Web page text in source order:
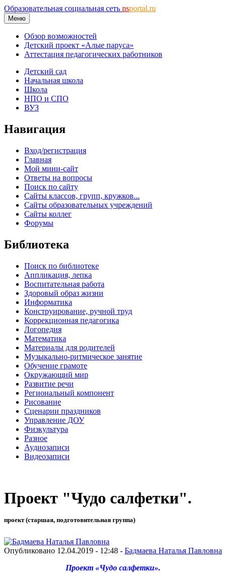
Образовательная социальная сеть nsportal.ru
Меню
Обзор возможностей
Детский проект «Алые паруса»
Аттестация педагогических работников
Детский сад
Начальная школа
Школа
НПО и СПО
ВУЗ
Навигация
Вход/регистрация
Главная
Мой мини-сайт
Ответы на вопросы
Поиск по сайту
Сайты классов, групп, кружков...
Сайты образовательных учреждений
Сайты коллег
Форумы
Библиотека
Поиск по библиотеке
Аппликация, лепка
Воспитательная работа
Здоровый образ жизни
Информатика
Конструирование, ручной труд
Коррекционная педагогика
Логопедия
Математика
Материалы для родителей
Музыкально-ритмическое занятие
Обучение грамоте
Окружающий мир
Развитие речи
Региональный компонент
Рисование
Сценарии праздников
Управление ДОУ
Физкультура
Разное
Аудиозаписи
Видеозаписи
Проект "Чудо салфетки".
проект (старшая, подготовительная группа)
Опубликовано 12.04.2019 - 12:48 - Бадмаева Наталья Павловна
Проект «Чудо салфетки».